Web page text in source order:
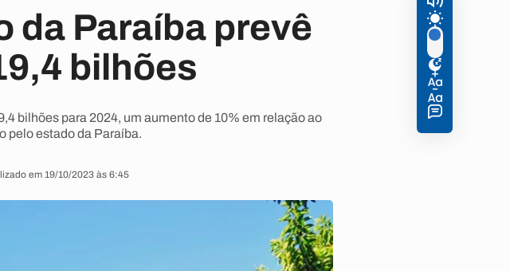
da Paraíba prevê
bilhões
bilhões para 2024, um aumento de 10% em relação ao
pelo estado da Paraíba.
em 19/10/2023 às 6:45